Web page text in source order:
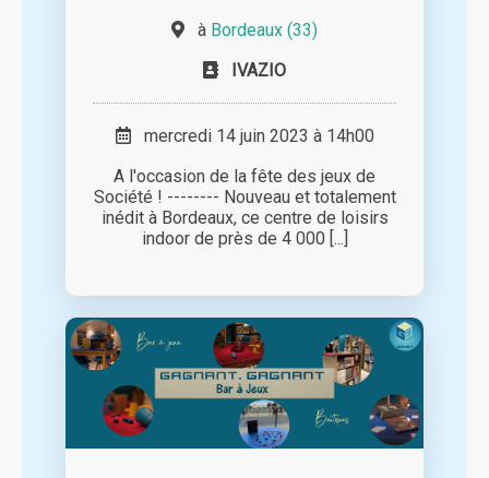
à Bordeaux (33)
IVAZIO
mercredi 14 juin 2023 à 14h00
A l'occasion de la fête des jeux de
Société ! -------- Nouveau et totalement
inédit à Bordeaux, ce centre de loisirs
indoor de près de 4 000 [...]